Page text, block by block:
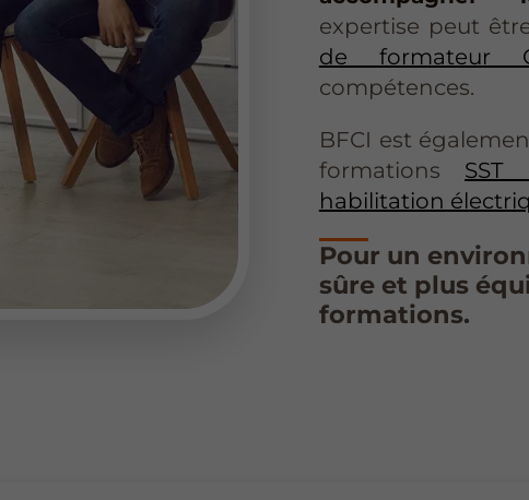
expertise peut
de formateur
compétences.
BFCI est
formations SST
habilitation
Pour un
sûre et plus
formations.